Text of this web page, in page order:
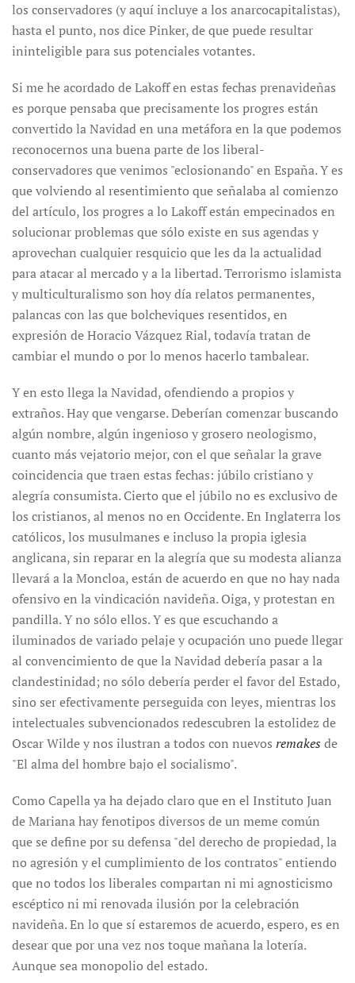
los conservadores (y aquí incluye a los anarcocapitalistas),
hasta el punto, nos dice Pinker, de que puede resultar
ininteligible para sus potenciales votantes.
Si me he acordado de Lakoff en estas fechas prenavideñas
es porque pensaba que precisamente los progres están
convertido la Navidad en una metáfora en la que podemos
reconocernos una buena parte de los liberal-
conservadores que venimos "eclosionando" en España. Y es
que volviendo al resentimiento que señalaba al comienzo
del artículo, los progres a lo Lakoff están empecinados en
solucionar problemas que sólo existe en sus agendas y
aprovechan cualquier resquicio que les da la actualidad
para atacar al mercado y a la libertad. Terrorismo islamista
y multiculturalismo son hoy día relatos permanentes,
palancas con las que bolcheviques resentidos, en
expresión de Horacio Vázquez Rial, todavía tratan de
cambiar el mundo o por lo menos hacerlo tambalear.
Y en esto llega la Navidad, ofendiendo a propios y
extraños. Hay que vengarse. Deberían comenzar buscando
algún nombre, algún ingenioso y grosero neologismo,
cuanto más vejatorio mejor, con el que señalar la grave
coincidencia que traen estas fechas: júbilo cristiano y
alegría consumista. Cierto que el júbilo no es exclusivo de
los cristianos, al menos no en Occidente. En Inglaterra los
católicos, los musulmanes e incluso la propia iglesia
anglicana, sin reparar en la alegría que su modesta alianza
llevará a la Moncloa, están de acuerdo en que no hay nada
ofensivo en la vindicación navideña. Oiga, y protestan en
pandilla. Y no sólo ellos. Y es que escuchando a
iluminados de variado pelaje y ocupación uno puede llegar
al convencimiento de que la Navidad debería pasar a la
clandestinidad; no sólo debería perder el favor del Estado,
sino ser efectivamente perseguida con leyes, mientras los
intelectuales subvencionados redescubren la estolidez de
Oscar Wilde y nos ilustran a todos con nuevos remakes de
"El alma del hombre bajo el socialismo".
Como Capella ya ha dejado claro que en el Instituto Juan
de Mariana hay fenotipos diversos de un meme común
que se define por su defensa "del derecho de propiedad, la
no agresión y el cumplimiento de los contratos" entiendo
que no todos los liberales compartan ni mi agnosticismo
escéptico ni mi renovada ilusión por la celebración
navideña. En lo que sí estaremos de acuerdo, espero, es en
desear que por una vez nos toque mañana la lotería.
Aunque sea monopolio del estado.